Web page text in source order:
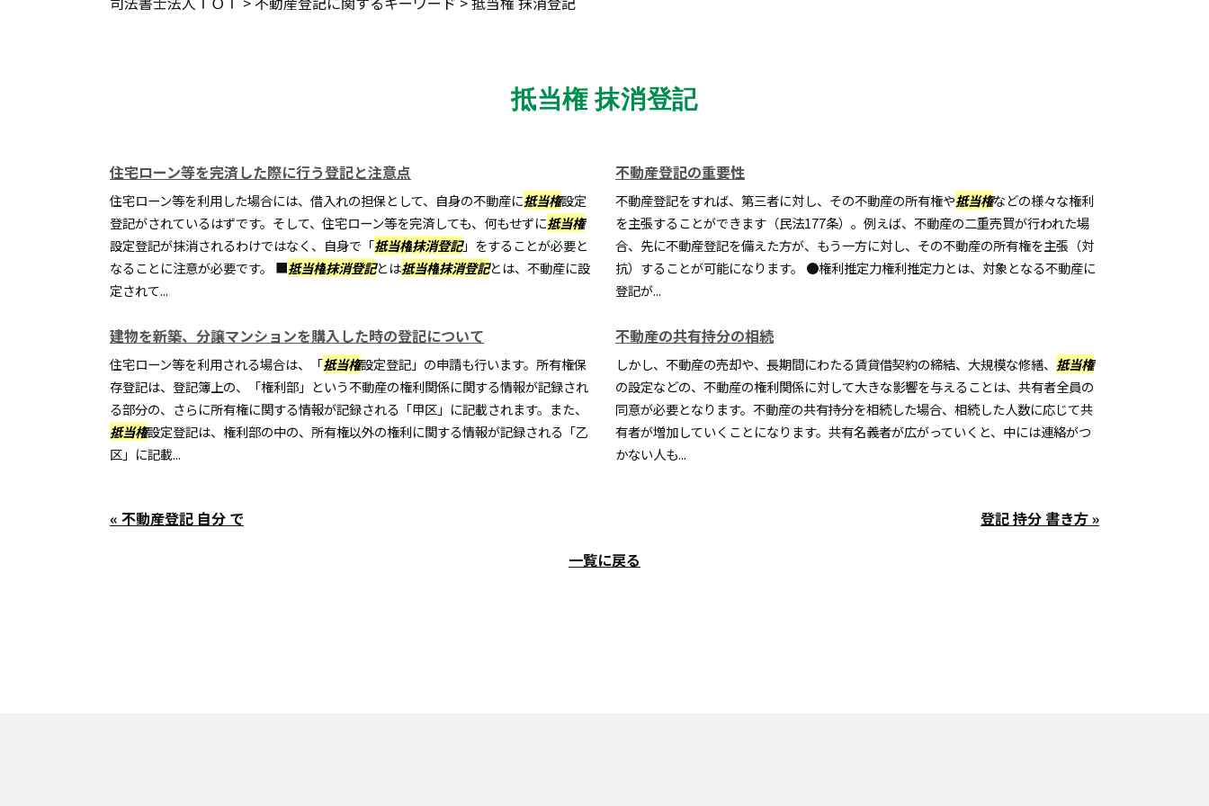
抵当権 抹消登記
住宅ローン等を完済した際に行う登記と注意点
住宅ローン等を利用した場合には、借入れの担保として、自身の不動産に抵当権設定
登記がされているはずです。そして、住宅ローン等を完済しても、何もせずに抵当権
設定登記が抹消されるわけではなく、自身で「抵当権抹消登記」をすることが必要と
なることに注意が必要です。 ■抵当権抹消登記とは抵当権抹消登記とは、不動産に設
定されて...
不動産登記の重要性
不動産登記をすれば、第三者に対し、その不動産の所有権や抵当権などの様々な権利
を主張することができます（民法177条）。例えば、不動産の二重売買が行われた場
合、先に不動産登記を備えた方が、もう一方に対し、その不動産の所有権を主張（対
抗）することが可能になります。 ●権利推定力権利推定力とは、対象となる不動産に
登記が...
建物を新築、分譲マンションを購入した時の登記について
住宅ローン等を利用される場合は、「抵当権設定登記」の申請も行います。所有権保
存登記は、登記簿上の、「権利部」という不動産の権利関係に関する情報が記録され
る部分の、さらに所有権に関する情報が記録される「甲区」に記載されます。また、
抵当権設定登記は、権利部の中の、所有権以外の権利に関する情報が記録される「乙
区」に記載...
不動産の共有持分の相続
しかし、不動産の売却や、長期間にわたる賃貸借契約の締結、大規模な修繕、 抵当権
の設定などの、不動産の権利関係に対して大きな影響を与えることは、共有者全員の
同意が必要となります。不動産の共有持分を相続した場合、相続した人数に応じて共
有者が増加していくことになります。共有名義者が広がっていくと、中には連絡がつ
かない人も...
« 不動産登記 自分 で
登記 持分 書き方 »
一覧に戻る